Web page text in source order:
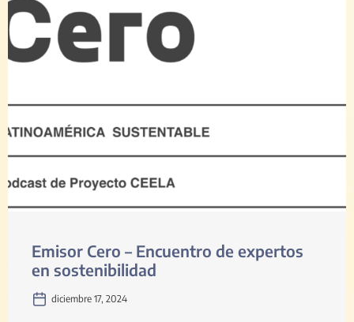
Emisor Cero – Encuentro de expertos
en sostenibilidad
diciembre 17, 2024